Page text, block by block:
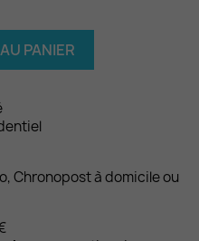
PANIER
Chronopost à domicile ou